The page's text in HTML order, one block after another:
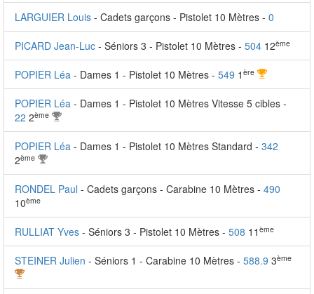
LARGUIER Louis - Cadets garçons - Pistolet 10 Mètres - 0
PICARD Jean-Luc - Séniors 3 - Pistolet 10 Mètres - 504 12ème
POPIER Léa - Dames 1 - Pistolet 10 Mètres - 549 1 ère
POPIER Léa - Dames 1 - Pistolet 10 Mètres Vitesse 5 cibles -
22 2ème
POPIER Léa - Dames 1 - Pistolet 10 Mètres Standard - 342
2ème
RONDEL Paul - Cadets garçons - Carabine 10 Mètres - 490
10ème
RULLIAT Yves - Séniors 3 - Pistolet 10 Mètres - 508 11 ème
STEINER Julien - Séniors 1 - Carabine 10 Mètres - 588.9 3ème